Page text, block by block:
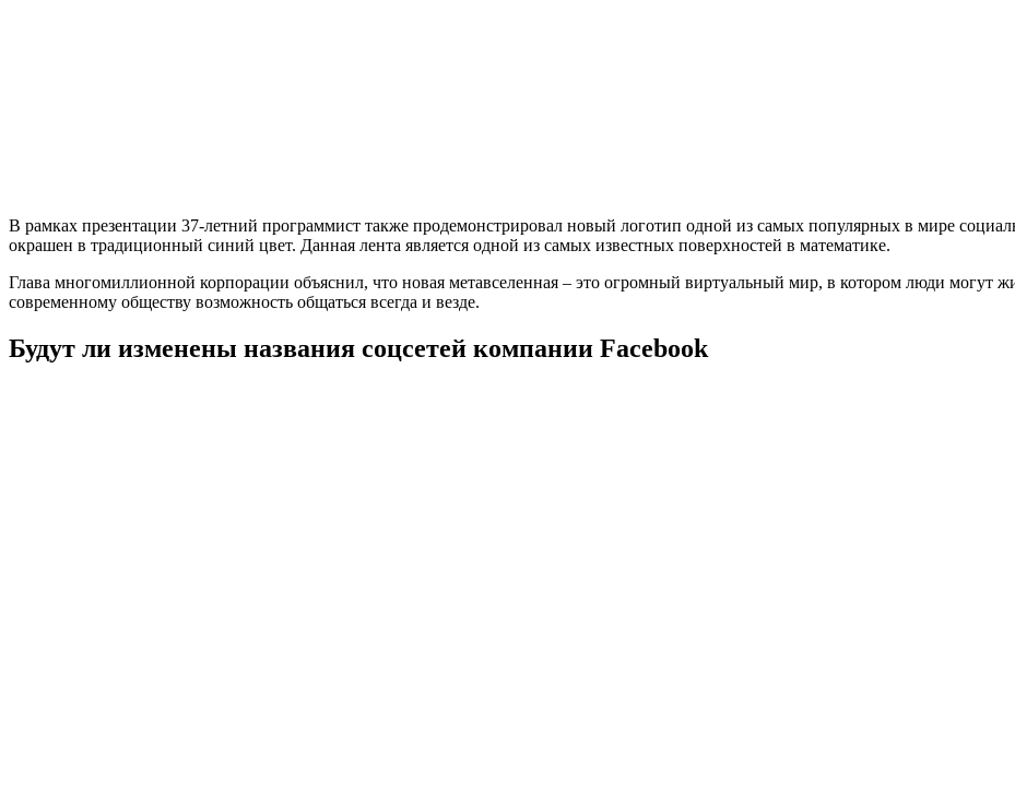
В рамках презентации 37-летний программист также продемонстрировал новый логотип одной из самых популярных в мире
окрашен в традиционный синий цвет. Данная лента является одной из самых известных поверхностей в математике.
Глава многомиллионной корпорации объяснил, что новая метавселенная – это огромный виртуальный мир, в котором люди могут
современному обществу возможность общаться всегда и везде.
Будут ли изменены названия соцсетей компании Facebook